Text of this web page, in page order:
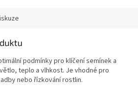
podmínky pro klíčení semínek a
teplo a vlhkost. Je vhodné pro
nebo řízkování rostlin.